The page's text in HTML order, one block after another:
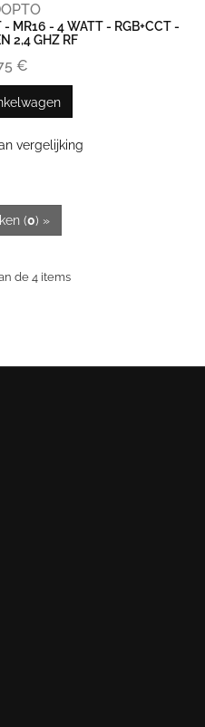
MR16 - 4 WATT - RGB+CCT -
2,4 GHZ RF
€
vergelijking
(0) »
de 4 items